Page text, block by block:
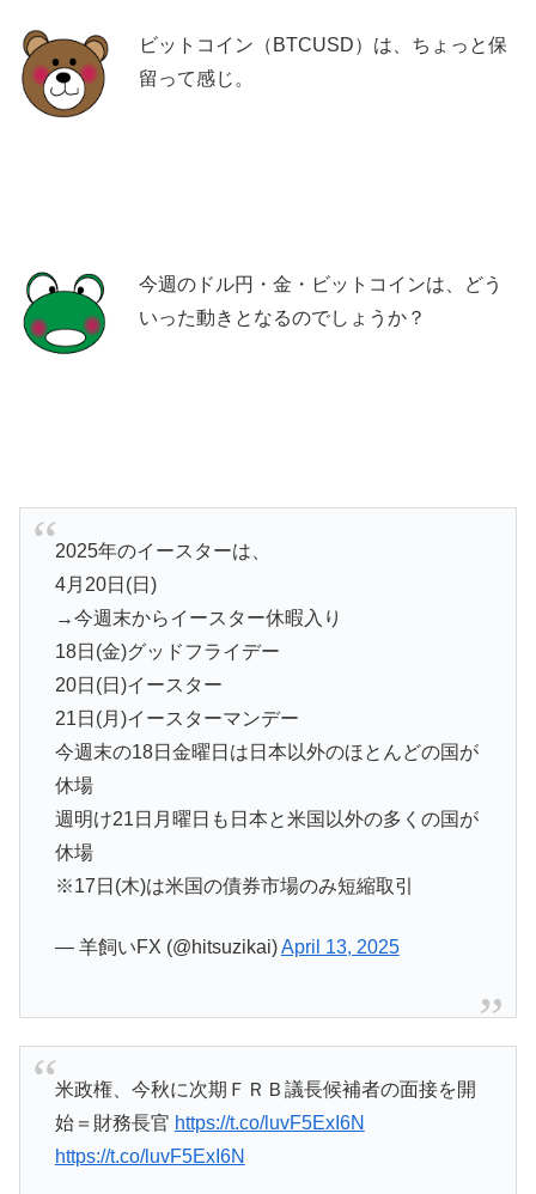
ビットコイン（BTCUSD）は、ちょっと保
留って感じ。
今週のドル円・金・ビットコインは、どう
いった動きとなるのでしょうか？
2025年のイースターは、
4月20日(日)
→今週末からイースター休暇入り
18日(金)グッドフライデー
20日(日)イースター
21日(月)イースターマンデー
今週末の18日金曜日は日本以外のほとんどの国が
休場
週明け21日月曜日も日本と米国以外の多くの国が
休場
※17日(木)は米国の債券市場のみ短縮取引
— 羊飼いFX (@hitsuzikai)April 13, 2025
米政権、今秋に次期ＦＲＢ議長候補者の面接を開
始＝財務長官 https://t.co/luvF5ExI6N
https://t.co/luvF5ExI6N